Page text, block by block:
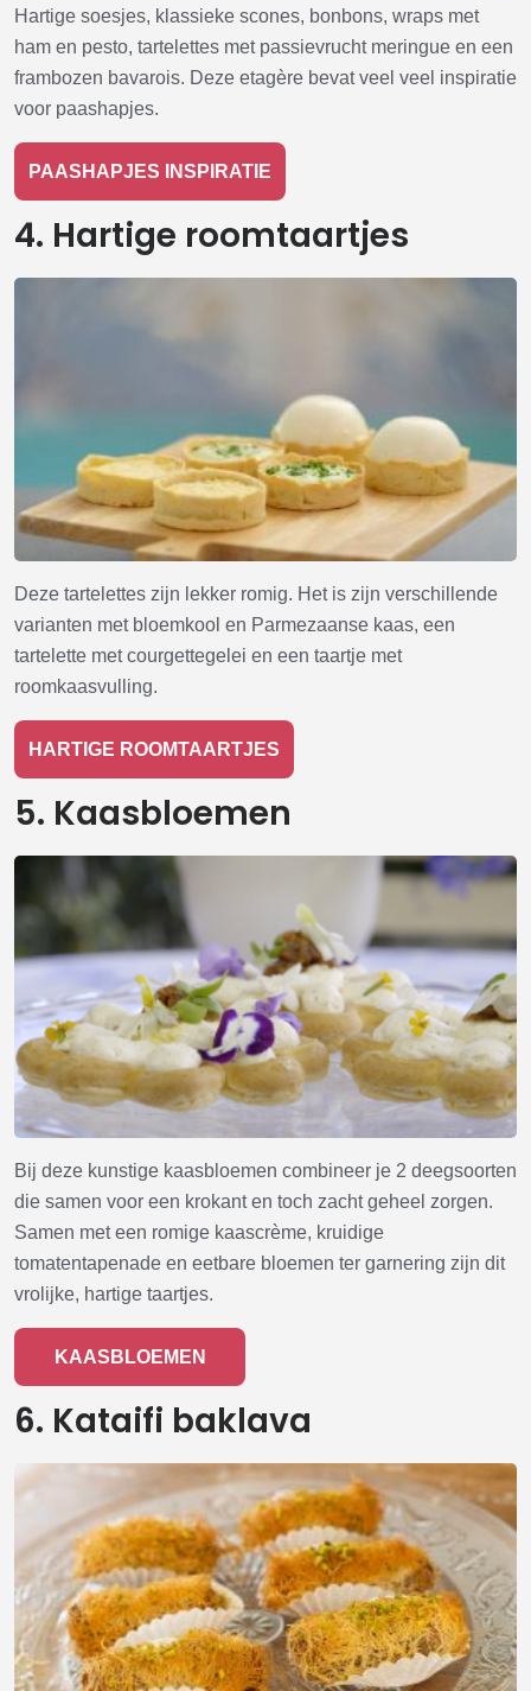
Hartige soesjes, klassieke scones, bonbons, wraps met
ham en pesto, tartelettes met passievrucht meringue en een
frambozen bavarois. Deze etagère bevat veel veel inspiratie
voor paashapjes.
PAASHAPJES INSPIRATIE
4. Hartige roomtaartjes
Deze tartelettes zijn lekker romig. Het is zijn verschillende
varianten met bloemkool en Parmezaanse kaas, een
tartelette met courgettegelei en een taartje met
roomkaasvulling.
HARTIGE ROOMTAARTJES
5. Kaasbloemen
Bij deze kunstige kaasbloemen combineer je 2 deegsoorten
die samen voor een krokant en toch zacht geheel zorgen.
Samen met een romige kaascrème, kruidige
tomatentapenade en eetbare bloemen ter garnering zijn dit
vrolijke, hartige taartjes.
KAASBLOEMEN
6. Kataifi baklava